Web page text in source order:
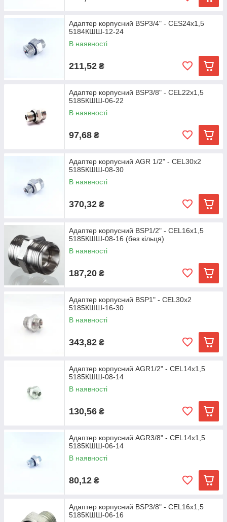
Адаптер корпусний BSP3/4" - CES24х1,5
5184КШШ-12-24
В наявності
211,52 ₴
Адаптер корпусний BSP3/8" - CEL22х1,5
5185КШШ-06-22
В наявності
97,68 ₴
Адаптер корпусний AGR 1/2" - CEL30х2
5185КШШ-08-30
В наявності
370,32 ₴
Адаптер корпусний BSP1/2" - CEL16х1,5
5185КШШ-08-16 (без кільця)
В наявності
187,20 ₴
Адаптер корпусний BSP1" - CEL30х2
5185КШШ-16-30
В наявності
343,82 ₴
Адаптер корпусний AGR1/2" - CEL14х1,5
5185КШШ-08-14
В наявності
130,56 ₴
Адаптер корпусний AGR3/8" - CEL14х1,5
5185КШШ-06-14
В наявності
80,12 ₴
Адаптер корпусний BSP3/8" - CEL16х1,5
5185КШШ-06-16